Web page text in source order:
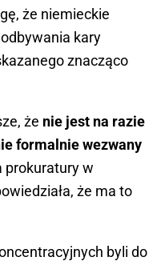
że niemieckie
kary
znacząco
że nie jest na razie
formalnie wezwany
prokuratury w
że ma to
byli do